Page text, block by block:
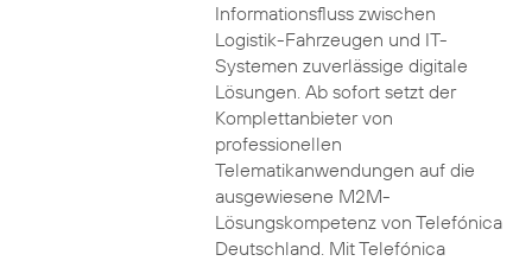
Informationsfluss zwischen
Logistik-Fahrzeugen und IT-
Systemen zuverlässige digitale
Lösungen. Ab sofort setzt der
Komplettanbieter von
professionellen
Telematikanwendungen auf die
ausgewiesene M2M-
Lösungskompetenz von Telefónica
Deutschland. Mit Telefónica